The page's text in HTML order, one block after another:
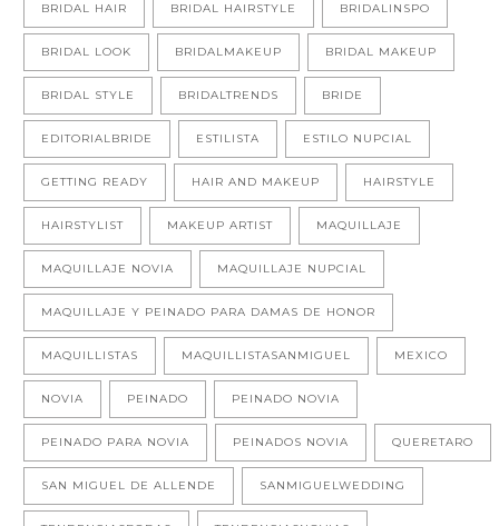
BRIDAL HAIR BRIDAL HAIRSTYLE BRIDALINSPO
BRIDAL LOOK BRIDALMAKEUP BRIDAL MAKEUP
BRIDAL STYLE BRIDALTRENDS BRIDE
EDITORIALBRIDE ESTILISTA ESTILO NUPCIAL
GETTING READY HAIR AND MAKEUP HAIRSTYLE
HAIRSTYLIST MAKEUP ARTIST MAQUILLAJE
MAQUILLAJE NOVIA MAQUILLAJE NUPCIAL
MAQUILLAJE Y PEINADO PARA DAMAS DE HONOR
MAQUILLISTAS MAQUILLISTASANMIGUEL MEXICO
NOVIA PEINADO PEINADO NOVIA
PEINADO PARA NOVIA PEINADOS NOVIA QUERETARO
SAN MIGUEL DE ALLENDE SANMIGUELWEDDING